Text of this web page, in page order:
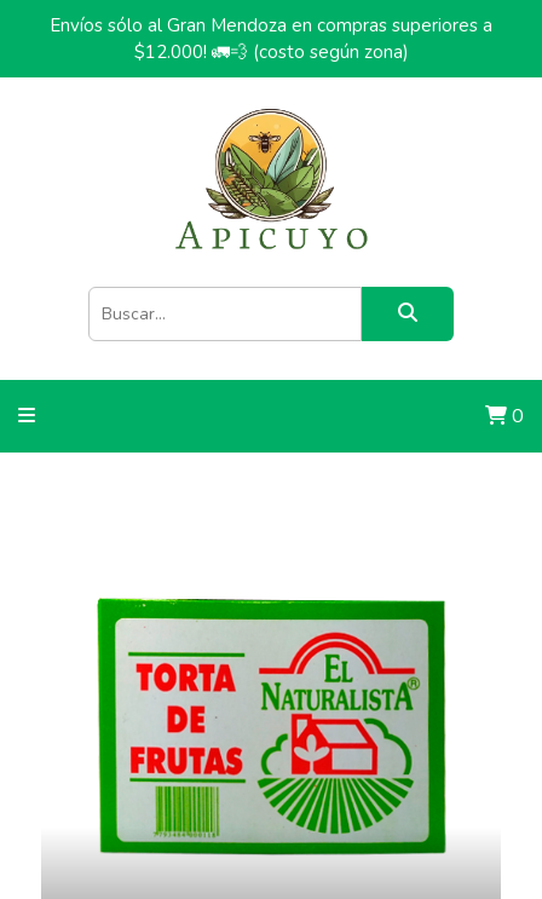
Envíos sólo al Gran Mendoza en compras superiores a
$12.000! 🚛💨 (costo según zona)
0